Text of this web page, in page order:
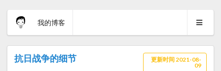
我的博客
抗日战争的细节
更新时间 2021-08-
09